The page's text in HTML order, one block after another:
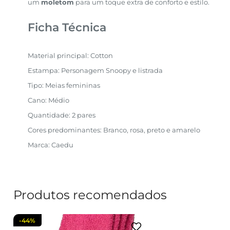
um moletom para um toque extra de conforto e estilo.
Ficha Técnica
Material principal: Cotton
Estampa: Personagem Snoopy e listrada
Tipo: Meias femininas
Cano: Médio
Quantidade: 2 pares
Cores predominantes: Branco, rosa, preto e amarelo
Marca: Caedu
Produtos recomendados
-44%